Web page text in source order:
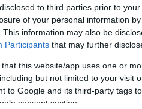
to third parties prior to
of your personal information
This information may also be
Participants that may further
that this website/app uses one or
but not limited to your visit
to Google and its third-party tags
consent section.